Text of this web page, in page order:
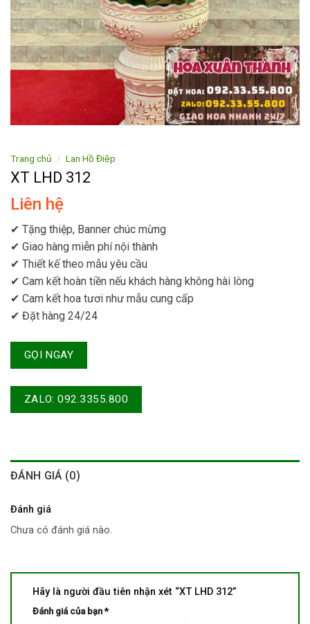
Trang chủ / Lan Hồ Điệp
XT LHD 312
Liên hệ
✔ Tặng thiệp, Banner chúc mừng
✔ Giao hàng miễn phí nội thành
✔ Thiết kế theo mẫu yêu cầu
✔ Cam kết hoàn tiền nếu khách hàng không hài lòng
✔ Cam kết hoa tươi như mẫu cung cấp
✔ Đặt hàng 24/24
GỌI NGAY
ZALO: 092.3355.800
ĐÁNH GIÁ (0)
Đánh giá
Chưa có đánh giá nào.
Hãy là người đầu tiên nhận xét “XT LHD 312”
Đánh giá của bạn*